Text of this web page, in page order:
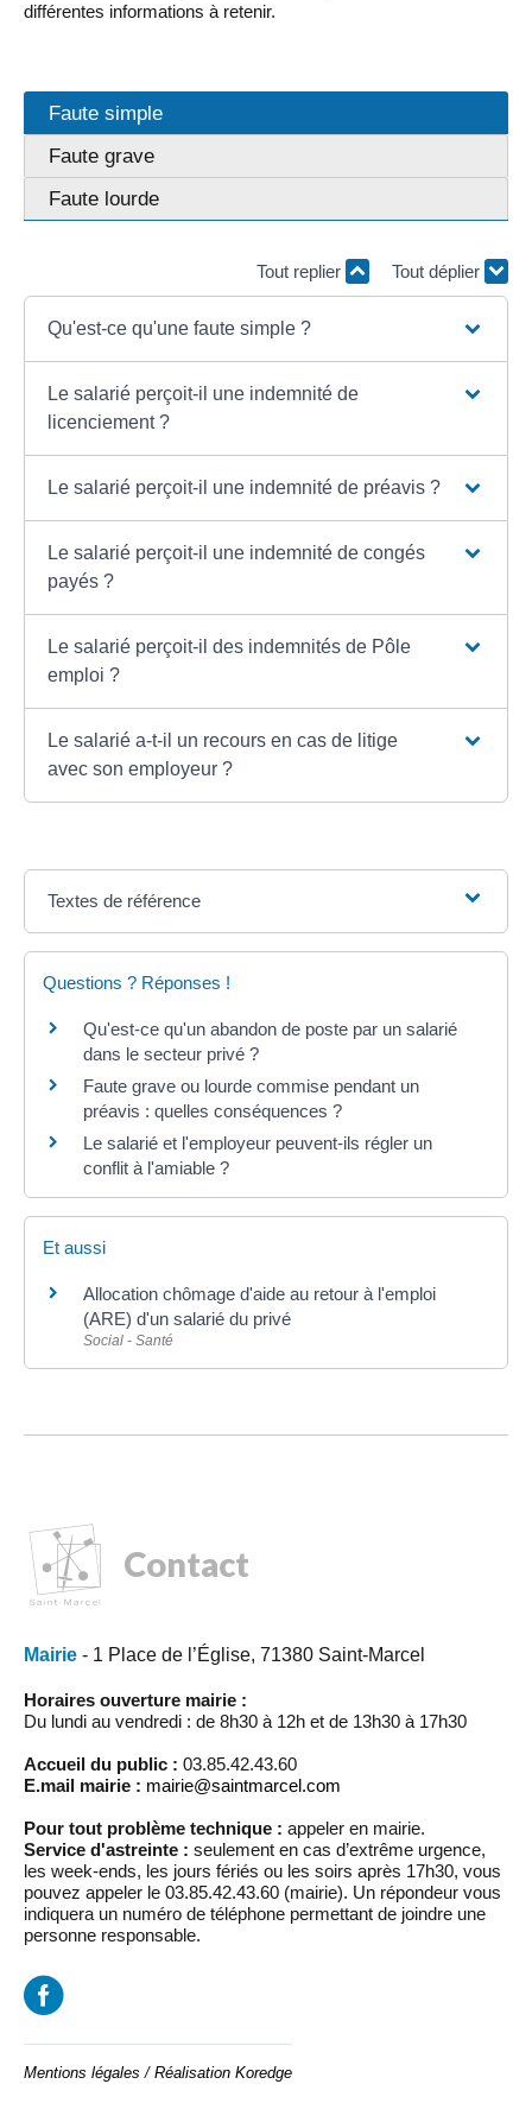
différentes informations à retenir.
Faute simple
Faute grave
Faute lourde
Tout replier Tout déplier
Qu'est-ce qu'une faute simple ?
Le salarié perçoit-il une indemnité de
licenciement ?
Le salarié perçoit-il une indemnité de préavis ?
Le salarié perçoit-il une indemnité de congés
payés ?
Le salarié perçoit-il des indemnités de Pôle
emploi ?
Le salarié a-t-il un recours en cas de litige
avec son employeur ?
Textes de référence
Questions ? Réponses !
Qu'est-ce qu'un abandon de poste par un salarié
dans le secteur privé ?
Faute grave ou lourde commise pendant un
préavis : quelles conséquences ?
Le salarié et l'employeur peuvent-ils régler un
conflit à l'amiable ?
Et aussi
Allocation chômage d'aide au retour à l'emploi
(ARE) d'un salarié du privé
Social - Santé
Contact
Mairie - 1 Place de l’Église, 71380 Saint-Marcel
Horaires ouverture mairie :
Du lundi au vendredi : de 8h30 à 12h et de 13h30 à 17h30
Accueil du public : 03.85.42.43.60
E.mail mairie : mairie@saintmarcel.com
Pour tout problème technique : appeler en mairie.
Service d'astreinte : seulement en cas d’extrême urgence,
les week-ends, les jours fériés ou les soirs après 17h30, vous
pouvez appeler le 03.85.42.43.60 (mairie). Un répondeur vous
indiquera un numéro de téléphone permettant de joindre une
personne responsable.
Mentions légales / Réalisation Koredge